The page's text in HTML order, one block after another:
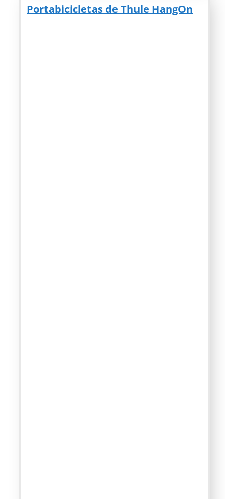
Portabicicletas de Thule HangOn